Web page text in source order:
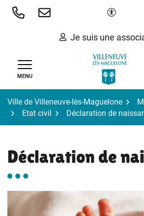
Aller
Je suis une
MENU
Ville de Villeneuve-lès-Maguelone
Etat civil
Déclaration de
Déclaration de